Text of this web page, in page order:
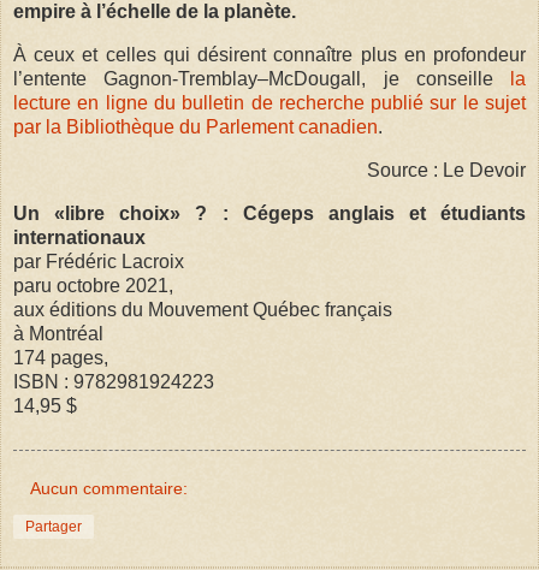
empire à l’échelle de la planète.
À ceux et celles qui désirent connaître plus en profondeur
l’entente Gagnon-Tremblay–McDougall, je conseille
la
lecture en ligne du bulletin de recherche publié sur le sujet
par la Bibliothèque du Parlement canadien.
Source : Le Devoir
Un «libre choix» ? : Cégeps anglais et étudiants
internationaux
par Frédéric Lacroix
paru octobre 2021,
aux éditions du Mouvement Québec français
à Montréal
174 pages,
ISBN : 9782981924223
14,95 $
Aucun commentaire:
Partager